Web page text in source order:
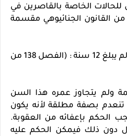
الخاصة بالقاصرين في
الفصول 138-139 و 140 من القانون الجنائيوهي مقسمة
1- حالة الصغير الذي لم يبلغ 12 سنة : (الفصل 138 من
ولم يتجاوز عمره هذا السن
تنعدم بصفة مطلقة لأنه يكون
الحكم بإعفائه من العقوبة.
دون ذلك فيمكن الحكم عليه